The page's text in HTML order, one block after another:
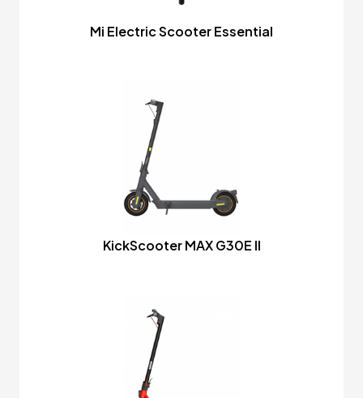
Mi Electric Scooter Essential
KickScooter MAX G30E II